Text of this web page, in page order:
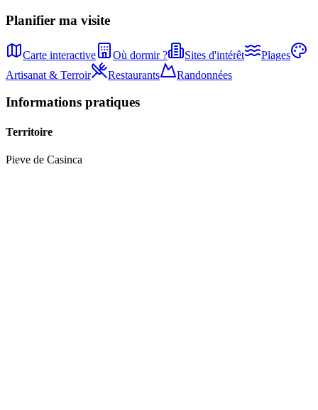
Planifier ma visite
Carte interactive Où dormir ? Sites d'intérêt
Plages
Artisanat & Terroir
Restaurants Randonnées
Informations pratiques
Territoire
Pieve de Casinca